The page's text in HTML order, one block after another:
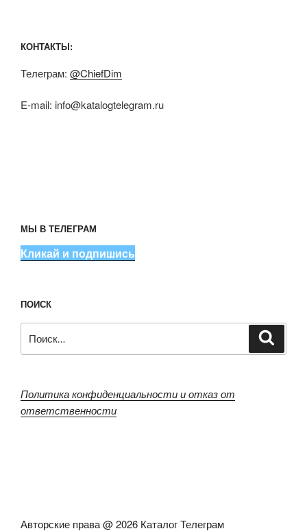
КОНТАКТЫ:
Телеграм: @ChiefDim
E-mail: info@katalogtelegram.ru
МЫ В ТЕЛЕГРАМ
Кликай и подпишись
ПОИСК
Политика конфиденциальности и отказ от
ответственности
Авторские права @ 2026 Каталог Телеграм